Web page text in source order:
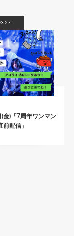
(金)「7周年ワンマン
前配信」